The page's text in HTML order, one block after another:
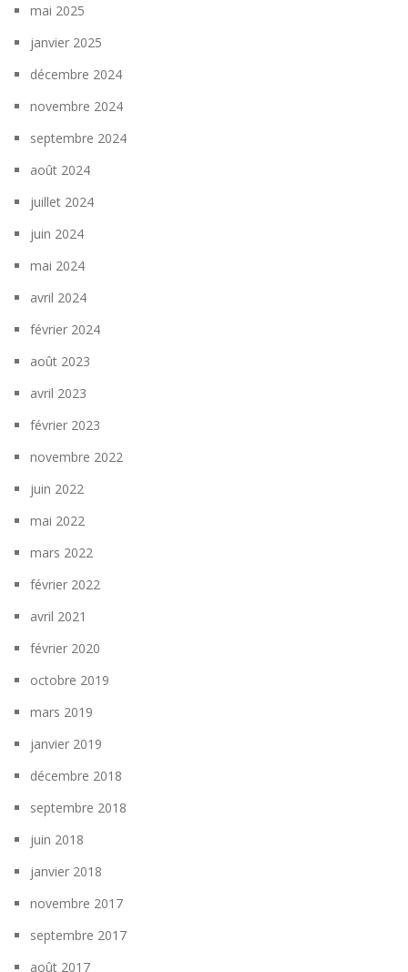
mai 2025
janvier 2025
décembre 2024
novembre 2024
septembre 2024
août 2024
juillet 2024
juin 2024
mai 2024
avril 2024
février 2024
août 2023
avril 2023
février 2023
novembre 2022
juin 2022
mai 2022
mars 2022
février 2022
avril 2021
février 2020
octobre 2019
mars 2019
janvier 2019
décembre 2018
septembre 2018
juin 2018
janvier 2018
novembre 2017
septembre 2017
août 2017